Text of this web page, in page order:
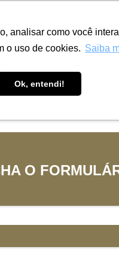
como você
o uso de cookies. Saiba
Ok, entendi!
expectativas e
O